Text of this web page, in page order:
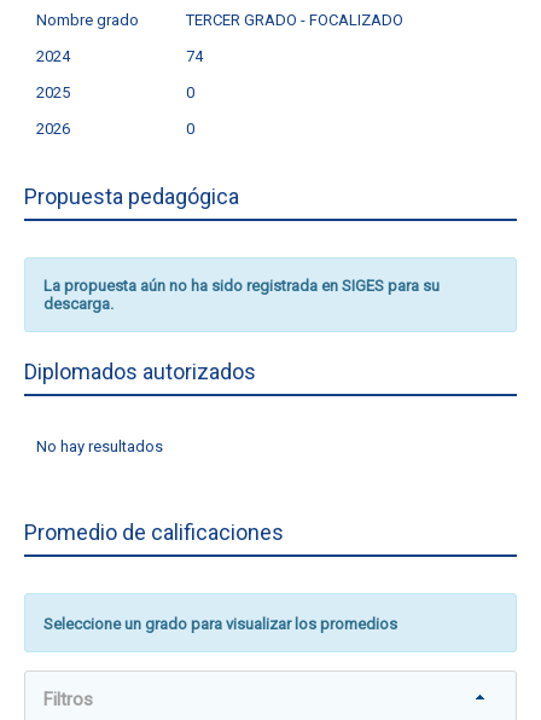
Nombre grado
TERCER GRADO - FOCALIZADO
2024
74
2025
0
2026
0
Propuesta pedagógica
La propuesta aún no ha sido registrada en SIGES para su
descarga.
Diplomados autorizados
No hay resultados
Promedio de calificaciones
Seleccione un grado para visualizar los promedios
Filtros